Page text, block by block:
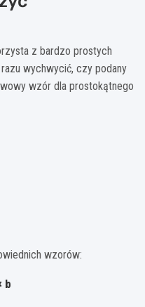
z bardzo prostych
wychwycić, czy podany
wzór dla prostokątnego
wzorów:
b